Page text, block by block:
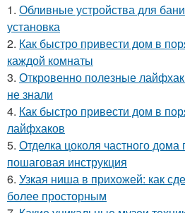
1. Обливные устройства для
установка
2. Как быстро привести дом в
каждой комнаты
3. Откровенно полезные
не знали
4. Как быстро привести дом в
лайфхаков
5. Отделка цоколя частного
пошаговая инструкция
6. Узкая ниша в прихожей: как
более просторным